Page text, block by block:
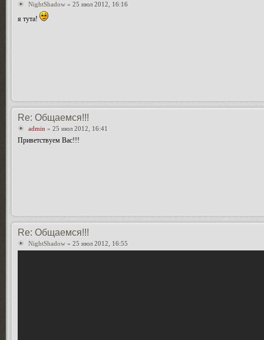
NightShadow » 25 июл 2012, 16:16
я тута!
Re: Общаемся!!!
admin » 25 июл 2012, 16:41
Приветствуем Вас!!!
Re: Общаемся!!!
NightShadow » 25 июл 2012, 16:55